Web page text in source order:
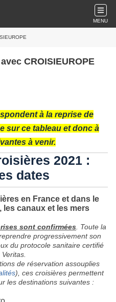
MENU
CROISIEUROPE
à la reprise de
sur ce tableau et donc à
à venir.
2021 :
dates
en France et dans le
canaux et les mers
sont confirmées . Toute la
progressivement son
du protocole sanitaire certifié
de réservation assouplies
), ces croisières permettent
les destinations suivantes :